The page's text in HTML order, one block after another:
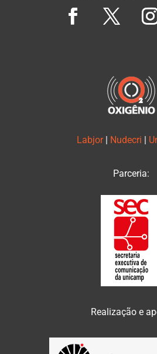
Labjor Nudecri
Parceria:
Realização e